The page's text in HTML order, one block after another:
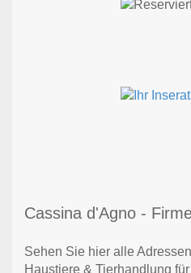
Cassina d'Agno -
Sehen Sie hier alle
Haustiere & Tierhandlung